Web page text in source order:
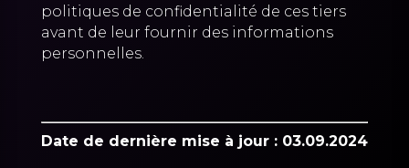
politiques de confidentialité de ces tiers
avant de leur fournir des informations
personnelles.
Date de dernière mise à jour : 03.09.2024